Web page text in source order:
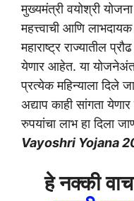
मुख्यमंत्री वयोश्री
महत्त्वाची आणि
महाराष्ट्र राज्यातील
येणार आहेत. या
प्रत्येक महिन्याला दिले
अद्याप काही सांगता
रुपयांचा लाभ हा दिला
Vayoshri Yojana
हे नक्की